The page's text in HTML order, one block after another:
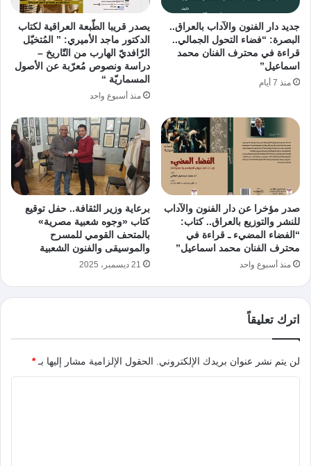
جديد دار الفنون والآداب بالعراق..
البصرة: “فضاء التحول الجمالي..
قراءة في محترف الفنان محمد
اسماعيل”
منذ 7 أيام
يصدر قريبا الطّبعة العراقية لكتاب
الدكتور ماجد الأميري: ” المُتخيّل
الرّافديّ الهارب من التّاريخ –
دراسة ونصوص مُعرّبة عن الأصول
المسماريّة “
منذ أسبوع واحد
صدر مؤخرا عن دار الفنون والآداب
للنشر والتوزيع بالعراق.. كتاب:
“الفضاء المضيء ـ قراءة في
محترف الفنان محمد اسماعيل”
منذ أسبوع واحد
برعاية وزير الثقافة.. حفل توقيع
كتاب «وجوه شعبية مصرية»
بالمتحف القومي للمسرح
والموسيقى والفنون الشعبية
21 ديسمبر، 2025
اترك تعليقاً
لن يتم نشر عنوان بريدك الإلكتروني. الحقول الإلزامية مشار إليها بـ*